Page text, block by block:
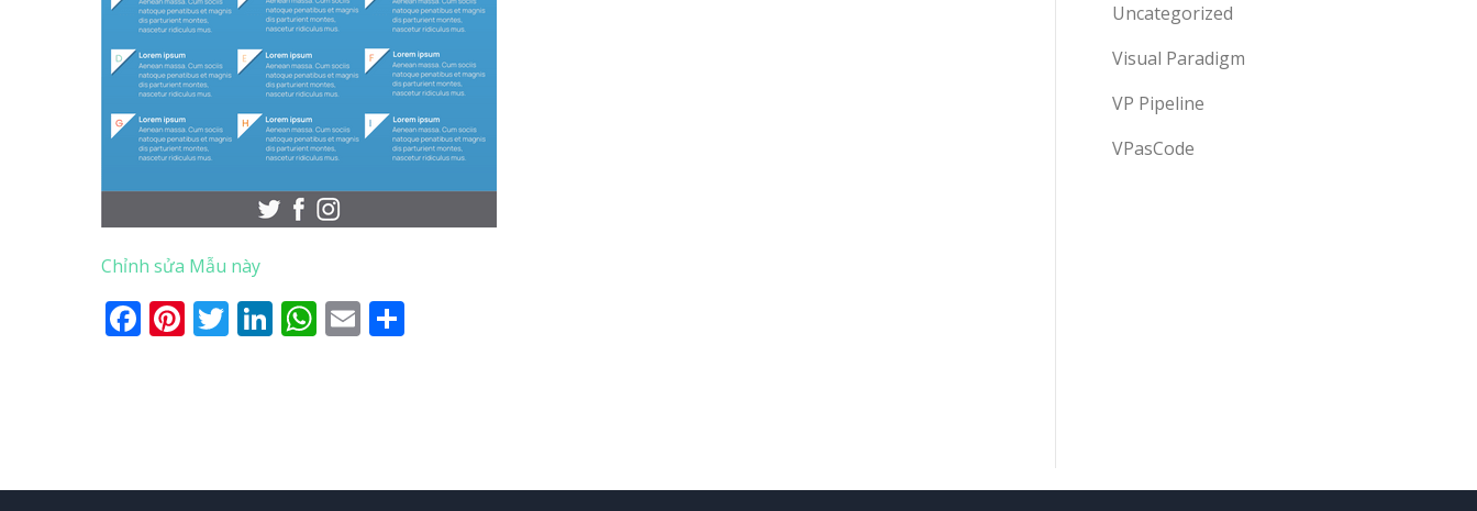
Chỉnh sửa Mẫu này
Facebook
Pinterest
Twitter
LinkedIn
WhatsApp
Email
Uncategorized
Visual Paradigm
VP Pipeline
VPasCode